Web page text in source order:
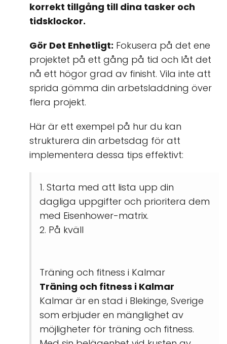
korrekt tillgång till dina tasker och
tidsklockor.
Gör Det Enhetligt: Fokusera på det ene
projektet på ett gång på tid och låt det
nå ett högor grad av finisht. Vila inte att
sprida gömma din arbetsladdning över
flera projekt.
Här är ett exempel på hur du kan
strukturera din arbetsdag för att
implementera dessa tips effektivt:
1. Starta med att lista upp din
dagliga uppgifter och prioritera dem
med Eisenhower-matrix.
2. På kväll
Träning och fitness i Kalmar
Träning och fitness i Kalmar
Kalmar är en stad i Blekinge, Sverige
som erbjuder en mänglighet av
möjligheter för träning och fitness.